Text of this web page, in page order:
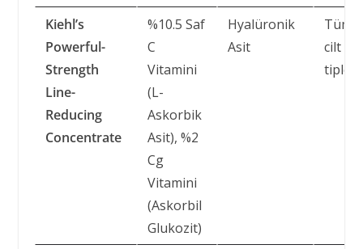
Kiehl’s
Powerful-
Strength
Line-
Reducing
Concentrate
%10.5 Saf
C
Vitamini
(L-
Askorbik
Asit), %2
Cg
Vitamini
(Askorbil
Glukozit)
Hyalüronik
Asit
Tüm
cilt
tipleri